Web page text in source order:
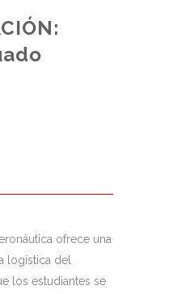
ofrece una
logística del
los estudiantes se